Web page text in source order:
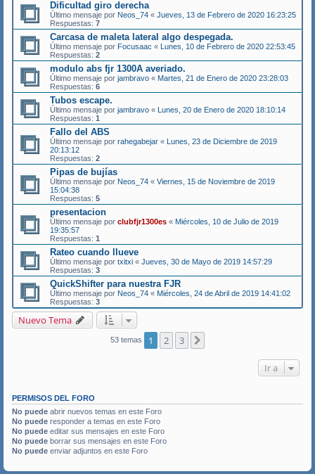
Dificultad giro derecha
Último mensaje por Neos_74 « Jueves, 13 de Febrero de 2020 16:23:25
Respuestas: 7
Carcasa de maleta lateral algo despegada.
Último mensaje por Focusaac «
Lunes, 10 de Febrero de 2020 22:53:45
Respuestas: 2
modulo abs fjr 1300A averiado.
Último mensaje por jambravo « Martes, 21 de Enero de 2020 23:28:03
Respuestas: 6
Tubos escape.
Último mensaje por jambravo «
Lunes, 20 de Enero de 2020 18:10:14
Respuestas: 1
Fallo del ABS
Último mensaje por rahegabejar «
Lunes, 23 de Diciembre de 2019
20:13:12
Respuestas: 2
Pipas de bujías
Último mensaje por Neos_74 « Viernes, 15 de Noviembre de 2019
15:04:38
Respuestas: 5
presentacion
Último mensaje por clubfjr1300es « Miércoles, 10 de Julio de 2019
19:35:57
Respuestas: 1
Rateo cuando llueve
Último mensaje por txitxi « Jueves, 30 de Mayo de 2019 14:57:29
Respuestas: 3
QuickShifter para nuestra FJR
Último mensaje por Neos_74 « Miércoles, 24 de Abril de 2019 14:41:02
Respuestas: 3
Nuevo Tema
53 temas 1 2 3
Ir a
PERMISOS DEL FORO
No puede abrir nuevos temas en este Foro
No puede responder a temas en este Foro
No puede editar sus mensajes en este Foro
No puede borrar sus mensajes en este Foro
No puede enviar adjuntos en este Foro